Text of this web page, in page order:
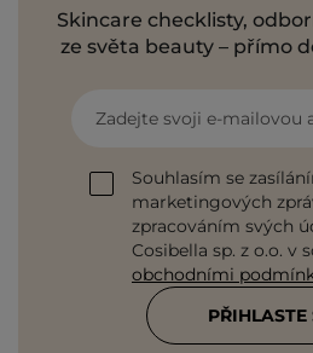
Skincare checklisty,
ze světa beauty – přímo
Zadejte svoji e-mailovou
Souhlasím se
marketingových
zpracováním svých
Cosibella sp. z o.o. v
obchodními
PŘIHLASTE